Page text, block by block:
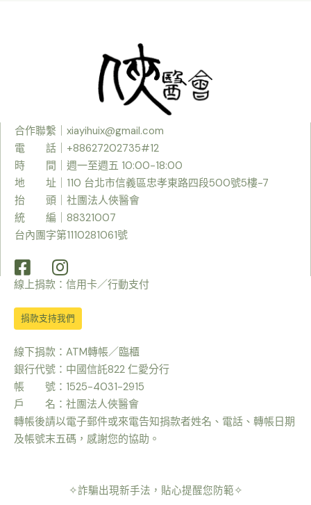
合作聯繫｜ xiayihuix@gmail.com
電 話｜+88627202735#12
時
間｜週一至週五 10:00-18:00
地 址｜110 台北市信義區忠孝東路四段500號5樓-7
抬 頭｜社團法人俠醫會
統 編｜88321007
台內團字第1110281061號
線上捐款：信用卡／行動支付
捐款支持我們
線下捐款：ATM轉帳／臨櫃
銀行代號：中國信託822 仁愛分行
帳 號：1525-4031-2915
戶 名：社團法人俠醫會
轉帳後請以電子郵件或來電告知捐款者姓名、電話、轉帳日期
及帳號末五碼，感謝您的協助。
✧詐騙出現新手法，貼心提醒您防範✧